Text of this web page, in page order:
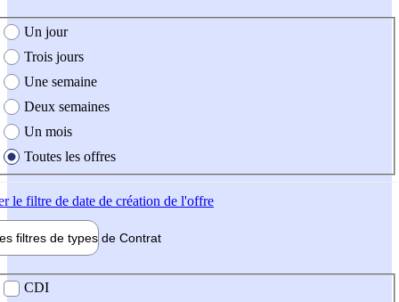
création de l'offre
Un jour
Trois jours
Une semaine
Deux semaines
Un mois
Toutes les offres
le filtre de date de création de l'offre
filtres de types de Contrat
contrat
CDI